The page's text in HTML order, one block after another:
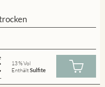
13 % Vol
EnthältSulfite